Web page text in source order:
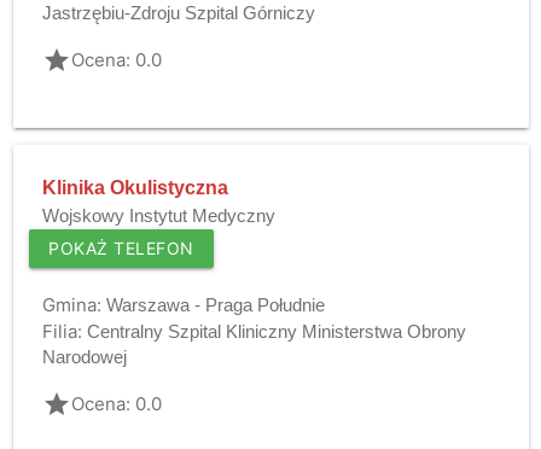
Jastrzębiu-Zdroju Szpital Górniczy
gradeOcena: 0.0
Klinika Okulistyczna
Wojskowy Instytut Medyczny
POKAŻ TELEFON
Gmina: Warszawa - Praga Południe
Filia: Centralny Szpital Kliniczny Ministerstwa Obrony
Narodowej
gradeOcena: 0.0